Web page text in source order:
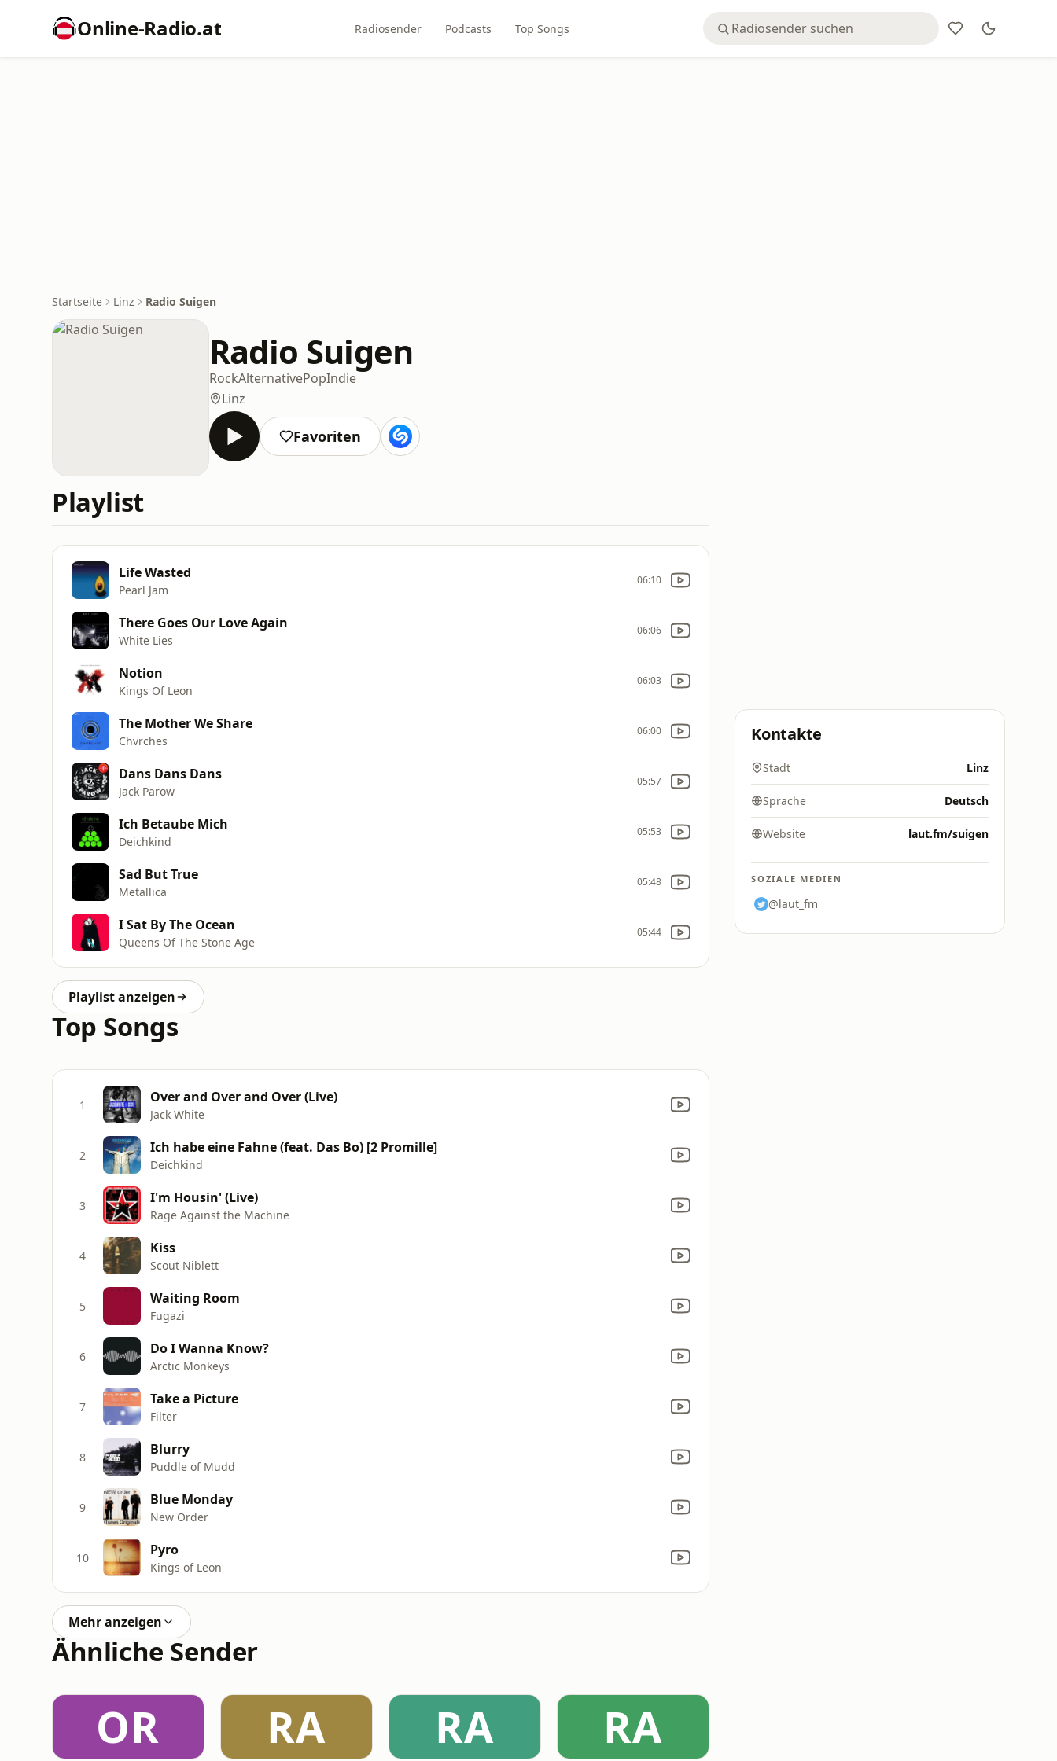
Online‑Radio.at Radiosender Podcasts Top Songs
Startseite Linz Radio Suigen
Radio Suigen
RockAlternativePopIndie
Linz
Favoriten
Playlist
Life Wasted
Pearl Jam
06:10
There Goes Our Love Again
White Lies
06:06
Notion
Kings Of Leon
06:03
The Mother We Share
Chvrches
06:00
Dans Dans Dans
Jack Parow
05:57
Ich Betaube Mich
Deichkind
05:53
Sad But True
Metallica
05:48
I Sat By The Ocean
Queens Of The Stone Age
05:44
Playlist anzeigen
Top Songs
1 Over and Over and Over (Live)
Jack White
2 Ich habe eine Fahne (feat. Das Bo) [2 Promille]
Deichkind
3 I'm Housin' (Live)
Rage Against the Machine
4 Kiss
Scout Niblett
5 Waiting Room
Fugazi
6 Do I Wanna Know?
Arctic Monkeys
7 Take a Picture
Filter
8 Blurry
Puddle of Mudd
9 Blue Monday
New Order
10 Pyro
Kings of Leon
Mehr anzeigen
Ähnliche Sender
OR RA RA RA
Kontakte
Stadt Linz
Sprache Deutsch
Website laut.fm/suigen
SOZIALE MEDIEN
@laut_fm